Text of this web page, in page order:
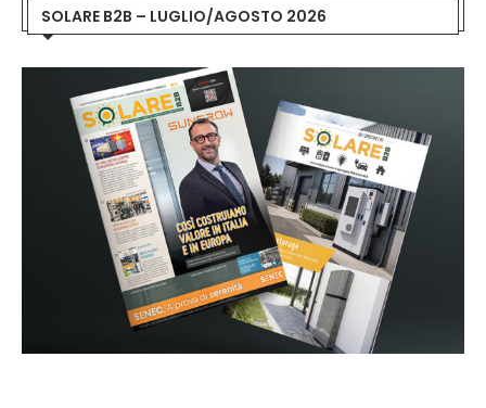
SOLARE B2B – LUGLIO/AGOSTO 2026